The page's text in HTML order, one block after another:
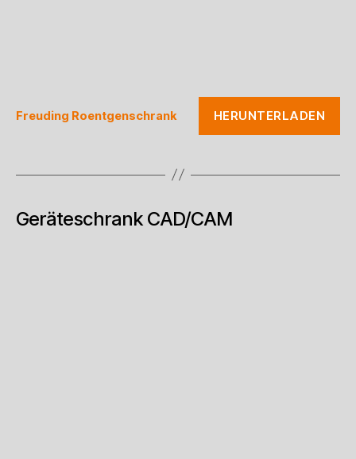
Freuding Roentgenschrank HERUNTERLADEN
Geräteschrank CAD/CAM